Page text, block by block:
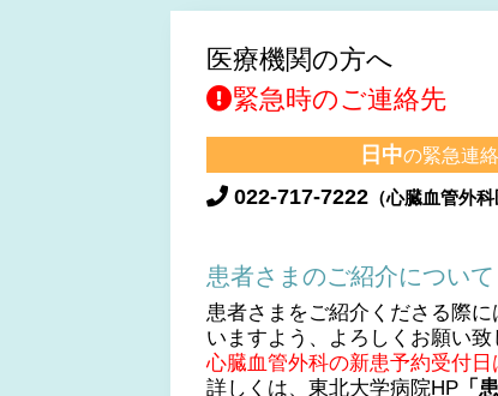
医療機関の方へ
緊急時のご連絡先
日中の緊急連
022-717-7222 （心臓血管外科
患者さまのご紹介について
患者さまをご紹介くださる際
いますよう、よろしくお願い致
心臓血管外科の新患予約受付
詳しくは、東北大学病院HP 「